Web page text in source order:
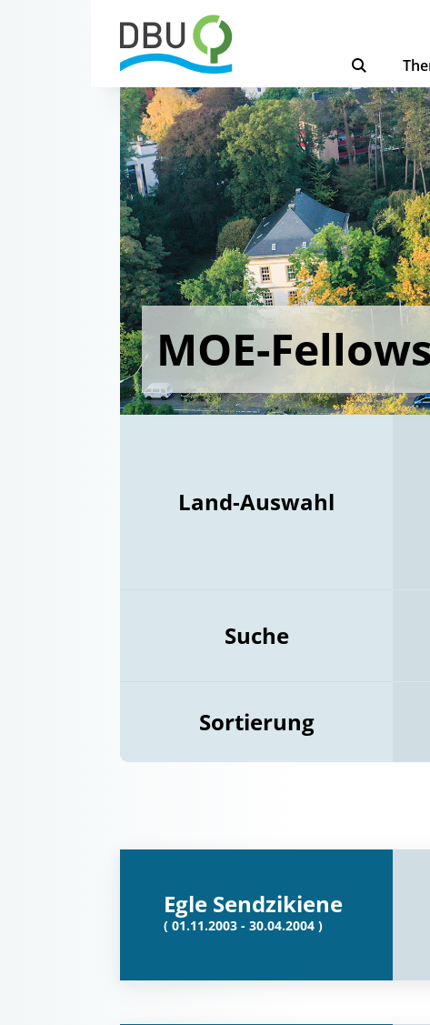
MOE-
Land-Auswahl
Suche
Sortierung
Egle Sendzikiene
( 01.11.2003 - 30.04.2004 )